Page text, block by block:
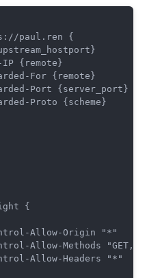
paul.ren {
{remote}
For {remote}
Port {server_port}
Proto {scheme}
{
Allow-Origin "*"
Allow-Methods "GET,
Allow-Headers "*"